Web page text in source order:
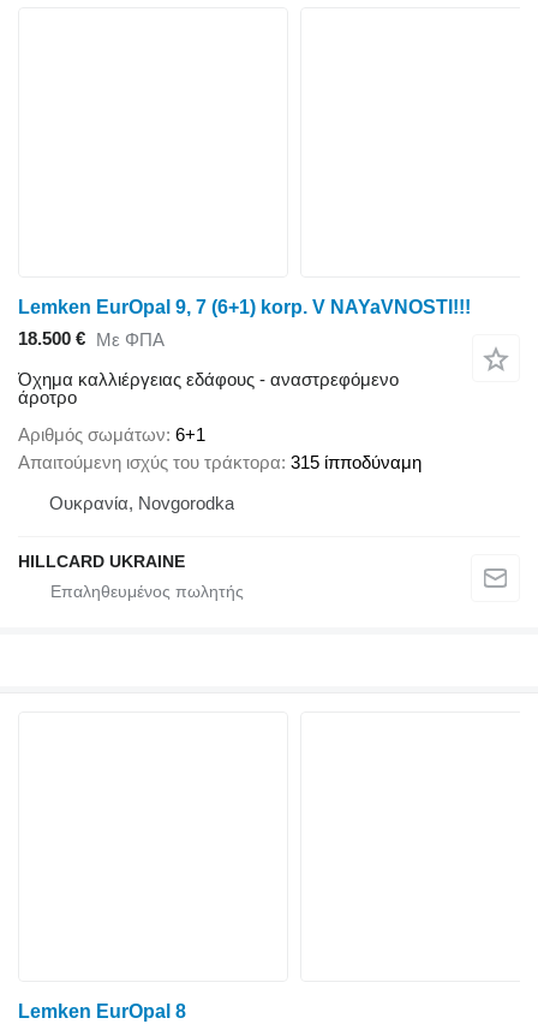
Lemken EurOpal 9, 7 (6+1) korp. V NAYaVNOSTI!!!
18.500 € Με ΦΠΑ
Όχημα καλλιέργειας εδάφους - αναστρεφόμενο
άροτρο
Αριθμός σωμάτων 6+1
Απαιτούμενη ισχύς του τράκτορα 315 ίπποδύναμη
Ουκρανία, Novgorodka
HILLCARD UKRAINE
Lemken EurOpal 8